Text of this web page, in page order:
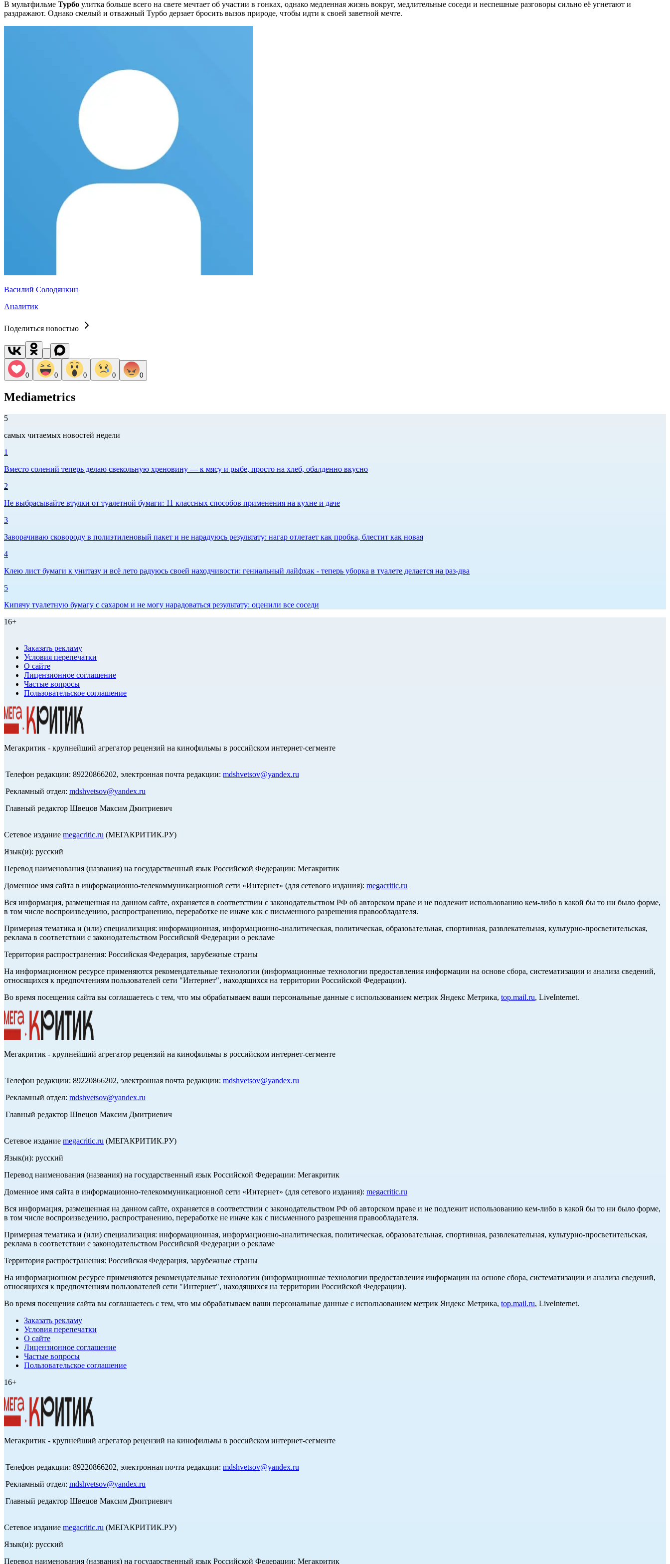
В мультфильме Турбо улитка больше всего на свете мечтает об участии в гонках, однако медленная жизнь вокруг, медлительные соседи и неспешные разговоры сильно её угнетают и
раздражают. Однако смелый и отважный Турбо дерзает бросить вызов природе, чтобы идти к своей заветной мечте.
Василий Солодянкин
Аналитик
Поделиться новостью
0 0 0 0 0
Mediametrics
5
самых читаемых новостей недели
1
Вместо солений теперь делаю свекольную хреновину — к мясу и рыбе, просто на хлеб, обалденно вкусно
2
Не выбрасывайте втулки от туалетной бумаги: 11 классных способов применения на кухне и даче
3
Заворачиваю сковороду в полиэтиленовый пакет и не нарадуюсь результату: нагар отлетает как пробка, блестит как новая
4
Клею лист бумаги к унитазу и всё лето радуюсь своей находчивости: гениальный лайфхак - теперь уборка в туалете делается на раз-два
5
Кипячу туалетную бумагу с сахаром и не могу нарадоваться результату: оценили все соседи
16+
Заказать рекламу
Условия перепечатки
О сайте
Лицензионное соглашение
Частые вопросы
Пользовательское соглашение
Мегакритик - крупнейший агрегатор рецензий на кинофильмы в российском интернет-сегменте
Телефон редакции: 89220866202, электронная почта редакции: mdshvetsov@yandex.ru
Рекламный отдел: mdshvetsov@yandex.ru
Главный редактор Швецов Максим Дмитриевич
Сетевое издание megacritic.ru (МЕГАКРИТИК.РУ)
Язык(и): русский
Перевод наименования (названия) на государственный язык Российской Федерации: Мегакритик
Доменное имя сайта в информационно-телекоммуникационной сети «Интернет» (для сетевого издания): megacritic.ru
Вся информация, размещенная на данном сайте, охраняется в соответствии с законодательством РФ об авторском праве и не подлежит использованию кем-либо в какой бы то ни было форме,
в том числе воспроизведению, распространению, переработке не иначе как с письменного разрешения правообладателя.
Примерная тематика и (или) специализация: информационная, информационно-аналитическая, политическая, образовательная, спортивная, развлекательная, культурно-просветительская,
реклама в соответствии с законодательством Российской Федерации о рекламе
Территория распространения: Российская Федерация, зарубежные страны
На информационном ресурсе применяются рекомендательные технологии (информационные технологии предоставления информации на основе сбора, систематизации и анализа сведений,
относящихся к предпочтениям пользователей сети "Интернет", находящихся на территории Российской Федерации).
Во время посещения сайта вы соглашаетесь с тем, что мы обрабатываем ваши персональные данные с использованием метрик Яндекс Метрика, top.mail.ru, LiveInternet.
Мегакритик - крупнейший агрегатор рецензий на кинофильмы в российском интернет-сегменте
Телефон редакции: 89220866202, электронная почта редакции: mdshvetsov@yandex.ru
Рекламный отдел: mdshvetsov@yandex.ru
Главный редактор Швецов Максим Дмитриевич
Сетевое издание megacritic.ru (МЕГАКРИТИК.РУ)
Язык(и): русский
Перевод наименования (названия) на государственный язык Российской Федерации: Мегакритик
Доменное имя сайта в информационно-телекоммуникационной сети «Интернет» (для сетевого издания): megacritic.ru
Вся информация, размещенная на данном сайте, охраняется в соответствии с законодательством РФ об авторском праве и не подлежит использованию кем-либо в какой бы то ни было форме,
в том числе воспроизведению, распространению, переработке не иначе как с письменного разрешения правообладателя.
Примерная тематика и (или) специализация: информационная, информационно-аналитическая, политическая, образовательная, спортивная, развлекательная, культурно-просветительская,
реклама в соответствии с законодательством Российской Федерации о рекламе
Территория распространения: Российская Федерация, зарубежные страны
На информационном ресурсе применяются рекомендательные технологии (информационные технологии предоставления информации на основе сбора, систематизации и анализа сведений,
относящихся к предпочтениям пользователей сети "Интернет", находящихся на территории Российской Федерации).
Во время посещения сайта вы соглашаетесь с тем, что мы обрабатываем ваши персональные данные с использованием метрик Яндекс Метрика, top.mail.ru, LiveInternet.
Заказать рекламу
Условия перепечатки
О сайте
Лицензионное соглашение
Частые вопросы
Пользовательское соглашение
16+
Мегакритик - крупнейший агрегатор рецензий на кинофильмы в российском интернет-сегменте
Телефон редакции: 89220866202, электронная почта редакции: mdshvetsov@yandex.ru
Рекламный отдел: mdshvetsov@yandex.ru
Главный редактор Швецов Максим Дмитриевич
Сетевое издание megacritic.ru (МЕГАКРИТИК.РУ)
Язык(и): русский
Перевод наименования (названия) на государственный язык Российской Федерации: Мегакритик